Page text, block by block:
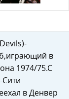
в
1974/75.С
Сити
в Денвер